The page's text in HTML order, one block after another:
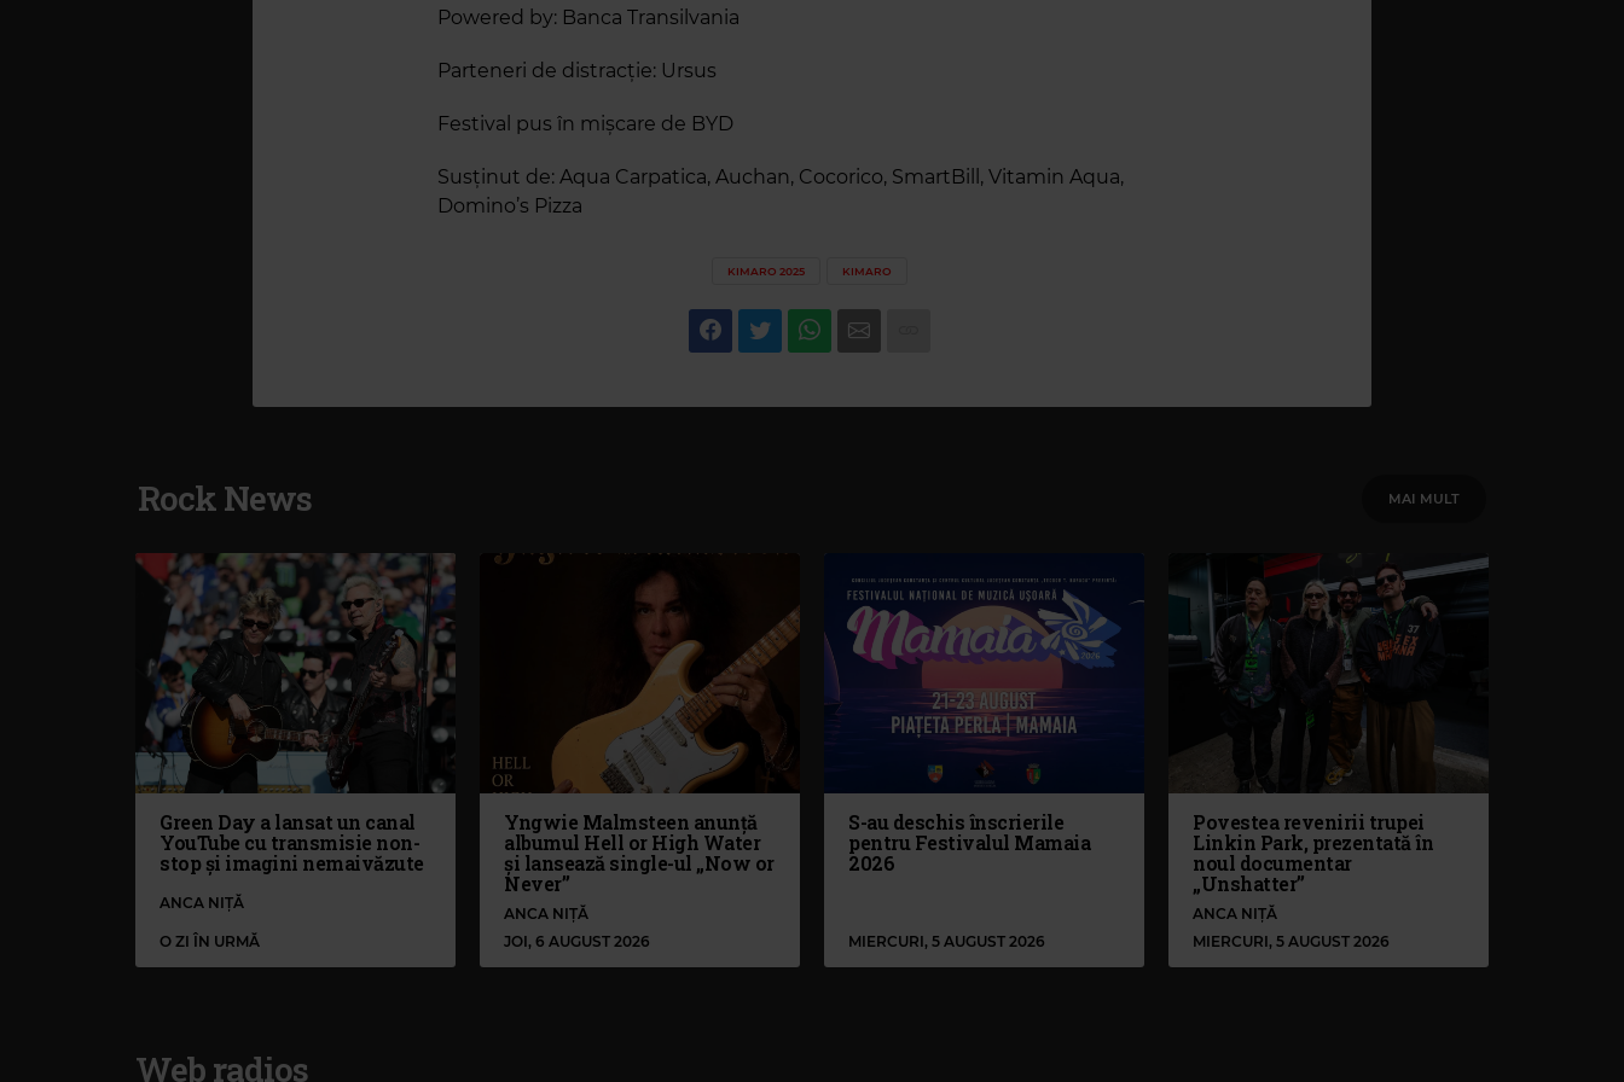
Powered by: Banca Transilvania
Parteneri de distracție: Ursus
Festival pus în mișcare de BYD
Susținut de: Aqua Carpatica, Auchan, Cocorico, SmartBill, Vitamin Aqua,
Domino’s Pizza
KIMARO 2025 KIMARO
Rock News MAI MULT
Green Day a lansat un canal
YouTube cu transmisie non-
stop și imagini nemaivăzute
ANCA NIȚĂ
O ZI ÎN URMĂ
Yngwie Malmsteen anunță
albumul Hell or High Water
și lansează single-ul „Now or
Never”
ANCA NIȚĂ
JOI, 6 AUGUST 2026
S-au deschis înscrierile
pentru Festivalul Mamaia
2026
MIERCURI, 5 AUGUST 2026
Povestea revenirii trupei
Linkin Park, prezentată în
noul documentar
„Unshatter”
ANCA NIȚĂ
MIERCURI, 5 AUGUST 2026
Web radios